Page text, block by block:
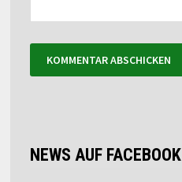
NEWS AUF FACEBOOK